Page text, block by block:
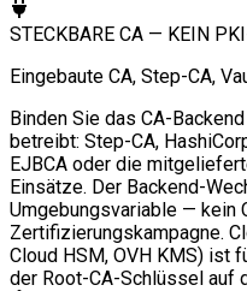
STECKBARE CA — KEIN
Eingebaute CA, Step-CA,
Binden Sie das CA-
betreibt: Step-CA,
EJBCA oder die
Einsätze. Der Backend-
Umgebungsvariable — kein
Zertifizierungskampagne.
Cloud HSM, OVH KMS) ist
der Root-CA-Schlüssel auf